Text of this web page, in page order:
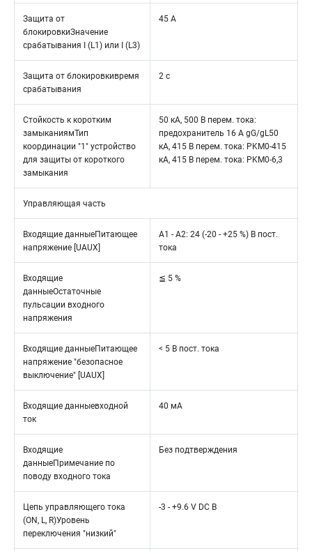
Защита от
блокировкиЗначение
срабатывания I (L1) или I (L3)
45 A
Защита от блокировкивремя
срабатывания
2 с
Стойкость к коротким
замыканиямТип
координации "1" устройство
для защиты от короткого
замыкания
50 кА, 500 В перем. тока:
предохранитель 16 A gG/gL50
кА, 415 В перем. тока: PKM0-415
кА, 415 В перем. тока: PKM0-6,3
Управляющая часть
Входящие данныеПитающее
напряжение [UAUX]
A1 - A2: 24 (-20 - +25 %) В пост.
тока
Входящие
данныеОстаточные
пульсации входного
напряжения
≦ 5 %
Входящие данныеПитающее
напряжение "безопасное
выключение" [UAUX]
< 5 В пост. тока
Входящие данныевходной
ток
40 мА
Входящие
данныеПримечание по
поводу входного тока
Без подтверждения
Цепь управляющего тока
(ON, L, R)Уровень
переключения "низкий"
-3 - +9.6 V DC В